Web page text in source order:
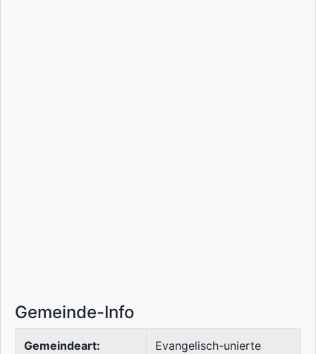
Gemeinde-Info
Gemeindeart:
Evangelisch-unierte